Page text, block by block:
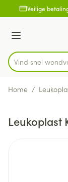
Ga naar de inhoud
1 van 1Veilige
Menu
Product, merk,
Vind snel
Home /
Leukoplast